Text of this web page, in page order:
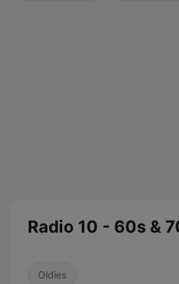
Radio 10 - 60s &
Oldies